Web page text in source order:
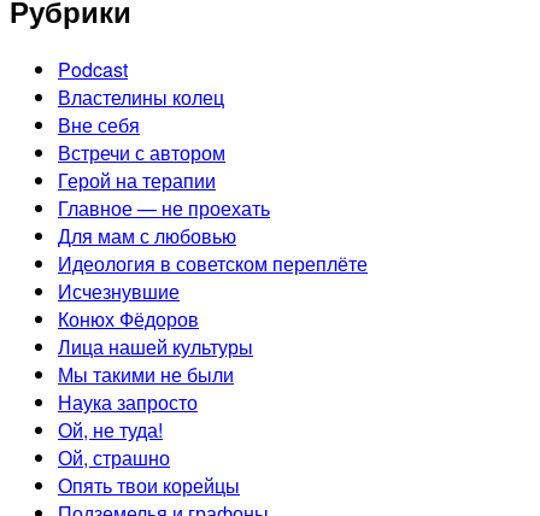
Рубрики
Podcast
Властелины колец
Вне себя
Встречи с автором
Герой на терапии
Главное — не проехать
Для мам с любовью
Идеология в советском переплёте
Исчезнувшие
Конюх Фёдоров
Лица нашей культуры
Мы такими не были
Наука запросто
Ой, не туда!
Ой, страшно
Опять твои корейцы